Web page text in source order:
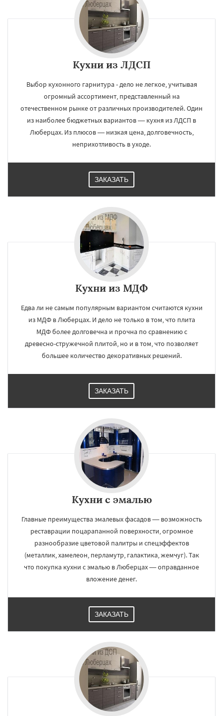
Кухни из ЛДСП
Выбор кухонного гарнитура - дело не легкое, учитывая
огромный ассортимент, представленный на
отечественном рынке от различных производителей. Один
из наиболее бюджетных вариантов — кухня из ЛДСП в
Люберцах. Из плюсов — низкая цена, долговечность,
неприхотливость в уходе.
ЗАКАЗАТЬ
Кухни из МДФ
Едва ли не самым популярным вариантом считаются кухни
из МДФ в Люберцах. И дело не только в том, что плита
МДФ более долговечна и прочна по сравнению с
древесно-стружечной плитой, но и в том, что позволяет
большее количество декоративных решений.
ЗАКАЗАТЬ
Кухни с эмалью
Главные преимущества эмалевых фасадов — возможность
реставрации поцарапанной поверхности, огромное
разнообразие цветовой палитры и спецэффектов
(металлик, хамелеон, перламутр, галактика, жемчуг). Так
что покупка кухни с эмалью в Люберцах — оправданное
вложение денег.
ЗАКАЗАТЬ